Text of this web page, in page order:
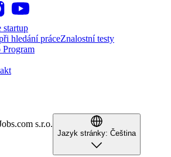
startup
hledání práceZnalostní testy
Program
s.r.o.
Jazyk stránky: Čeština